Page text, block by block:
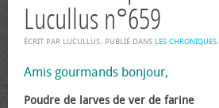
Lucullus n°659
ÉCRIT PAR LUCULLUS. PUBLIÉ DANS LES CHRONIQUES.
Amis gourmands bonjour,
Poudre de larves de ver de farine